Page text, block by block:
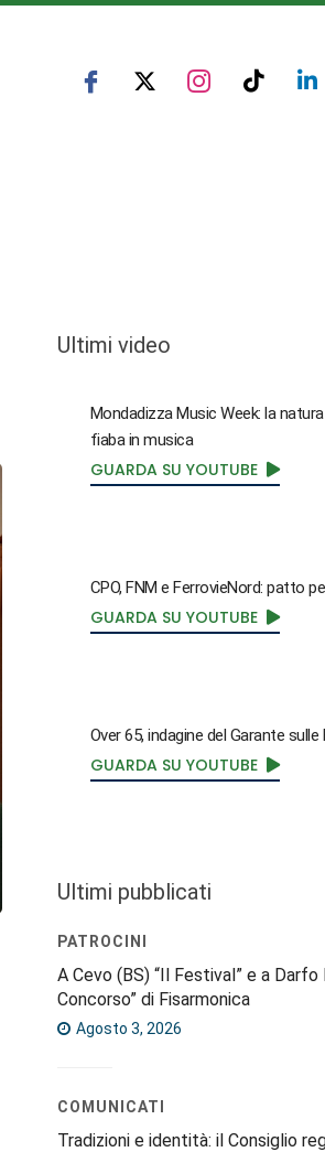
Ultimi video
Mondadizza Music Week: la
fiaba in musica
GUARDA SU YOUTUBE
CPO, FNM e FerrovieNord: patto
GUARDA SU YOUTUBE
Over 65, indagine del Garante sulle
GUARDA SU YOUTUBE
Ultimi pubblicati
PATROCINI
A Cevo (BS) “Il Festival” e a Darfo
Concorso” di Fisarmonica
Agosto 3, 2026
COMUNICATI
Tradizioni e identità: il Consiglio